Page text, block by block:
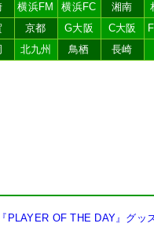
横浜FM 横浜FC 湘南
京都 G大阪 C大阪
北九州 鳥栖 長崎
PLAYER OF THE DAY』グッ